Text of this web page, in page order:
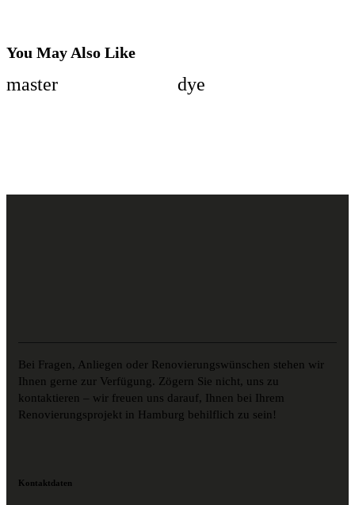
You May Also Like
master dye
Bei Fragen, Anliegen oder Renovierungswünschen stehen wir
Ihnen gerne zur Verfügung. Zögern Sie nicht, uns zu
kontaktieren – wir freuen uns darauf, Ihnen bei Ihrem
Renovierungsprojekt in Hamburg behilflich zu sein!
Kontaktdaten